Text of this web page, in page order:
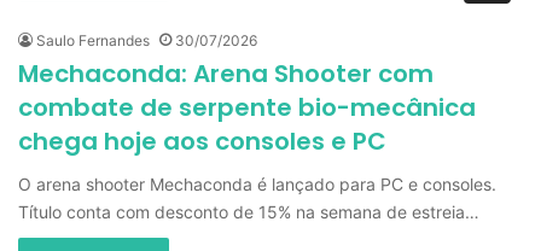
Saulo Fernandes 30/07/2026
Mechaconda: Arena Shooter com
combate de serpente bio-mecânica
chega hoje aos consoles e PC
O arena shooter Mechaconda é lançado para PC e consoles.
Título conta com desconto de 15% na semana de estreia…